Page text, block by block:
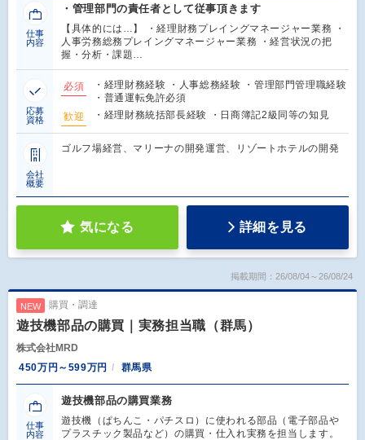
仕事
内容
・管理部門の責任者として従事頂きます
【具体的には…】 ・経理財務プレイングマネージャー業務 ・
人事労務総務プレイングマネージャー業務 ・経営状況の把
握・分析・課題…
応募
資格
必須
・経理財務経験 ・人事総務経験 ・管理部門管理職経験
・普通運転免許必須
歓迎
・経理財務統括部長経験 ・日商簿記2級同等の知見
会社
概要
ゴルフ場経営、マリーナの開発運営、リゾートホテルの開発
気になる 詳細を見る
掲載期間：26/08/04～26/08/24
NEW 購買・調達
遊技機部品の購買｜実務担当職（群馬）
株式会社MRD
450万円～599万円
群馬県
仕事
内容
遊技機部品の購買業務
遊技機（ぱちんこ・パチスロ）に使われる部品（電子部品や
プラスチック製品など）の購買・仕入れ実務を担当します。